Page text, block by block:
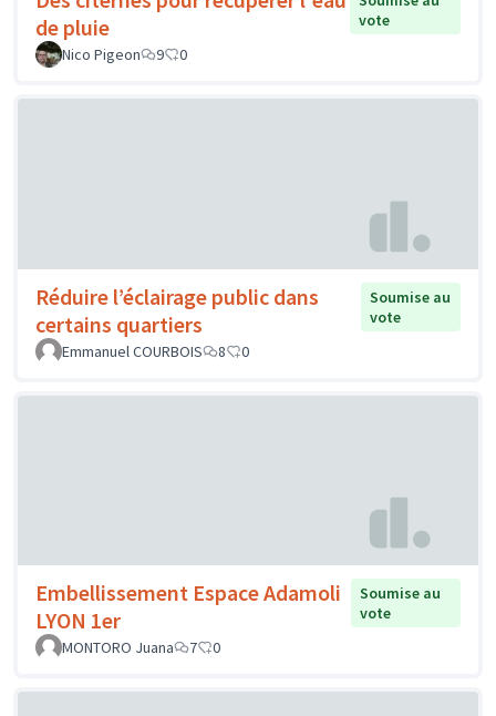
de pluie
vote
Nico Pigeon
9 0
Réduire l’éclairage public dans
certains quartiers
Soumise au
vote
Emmanuel COURBOIS
8 0
Embellissement Espace Adamoli
LYON 1er
Soumise au
vote
MONTORO Juana
7 0